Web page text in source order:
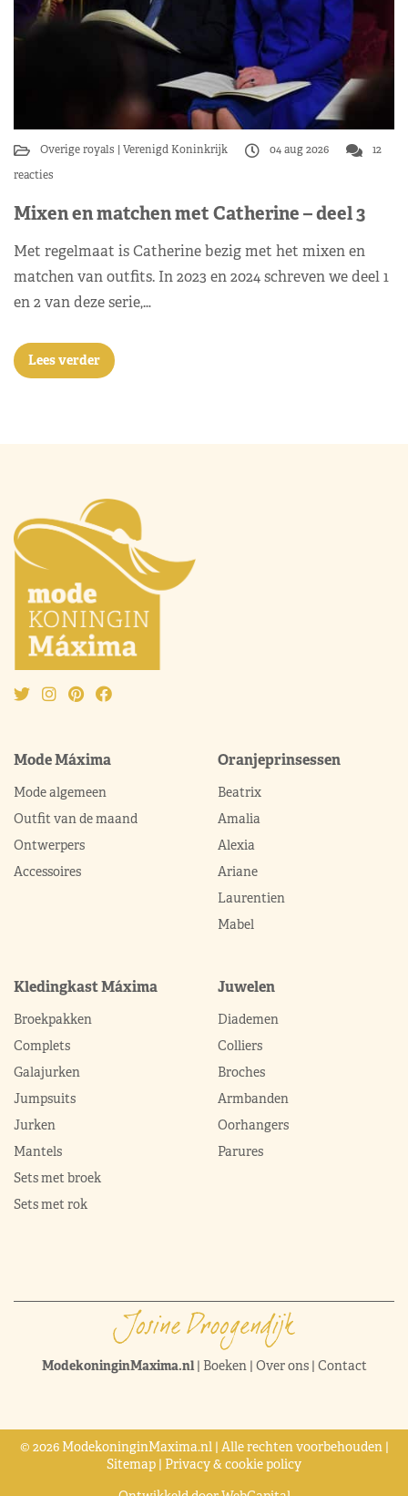
Overige royals Verenigd Koninkrijk 04 aug 2026
12
reacties
Mixen en matchen met Catherine – deel 3
Met regelmaat is Catherine bezig met het mixen en
matchen van outfits. In 2023 en 2024 schreven we deel 1
en 2 van deze serie,…
Lees verder
Mode Máxima
Mode algemeen
Outfit van de maand
Ontwerpers
Accessoires
Oranjeprinsessen
Beatrix
Amalia
Alexia
Ariane
Laurentien
Mabel
Kledingkast Máxima
Broekpakken
Complets
Galajurken
Jumpsuits
Jurken
Mantels
Sets met broek
Sets met rok
Juwelen
Diademen
Colliers
Broches
Armbanden
Oorhangers
Parures
ModekoninginMaxima.nl| Boeken| Over ons| Contact
© 2026 ModekoninginMaxima.nl | Alle rechten voorbehouden |
Sitemap | Privacy & cookie policy